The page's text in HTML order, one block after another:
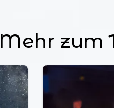
Mehr zum